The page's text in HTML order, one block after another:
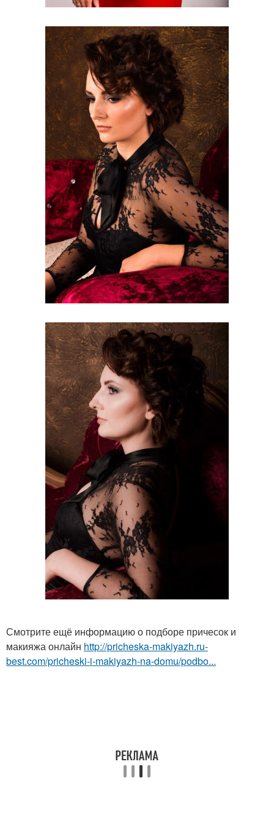
Смотрите ещё информацию о подборе причесок и
макияжа онлайн http://pricheska-makiyazh.ru-
best.com/pricheski-i-makiyazh-na-domu/podbo...